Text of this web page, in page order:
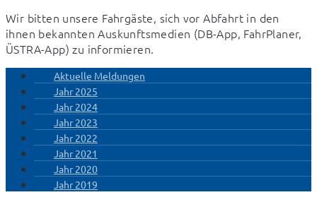
Wir bitten unsere Fahrgäste, sich vor Abfahrt in den
ihnen bekannten Auskunftsmedien (DB-App, FahrPlaner,
ÜSTRA-App) zu informieren.
Aktuelle Meldungen
Jahr 2025
Jahr 2024
Jahr 2023
Jahr 2022
Jahr 2021
Jahr 2020
Jahr 2019